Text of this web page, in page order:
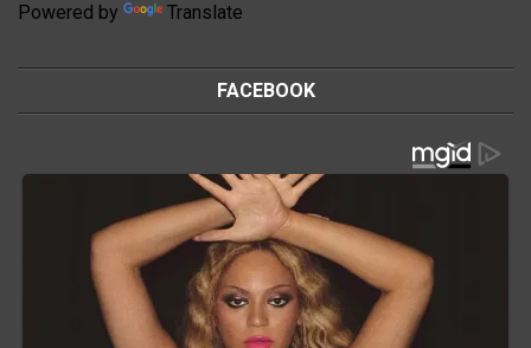
Powered by Translate
FACEBOOK